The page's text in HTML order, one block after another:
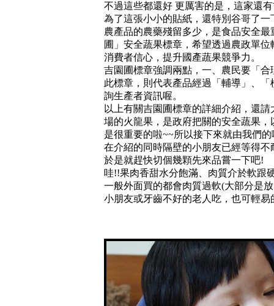
不過這些都還好 更厲害的是，這家還
為了這張小小的貼紙，還特別谷哥了
農產品的農藥殘留多少，是食品安全
圃」安全蔬果標章，希望透過農政單
消費者信心，提升國產蔬果競爭力。
吉園圃標章強調兩點，一、農民要「
此標章，則代表產品經過「輔導」、
詢生產者資訊喔。
以上有關吉園圃標章的詳細介紹，還
場的火龍果，是政府把關的安全蔬果
是很重要的啦~~所以接下來就由我們
在介紹的同時隔壁的小朋友已經等得
於是就趕快切個幾顆先來品嘗一下吧!
哇!!果肉香甜水分飽滿、肉質介於軟跟
一般外面買的都會肉質過軟(大部分是
小朋友或牙齒不好的老人吃，也可輕易